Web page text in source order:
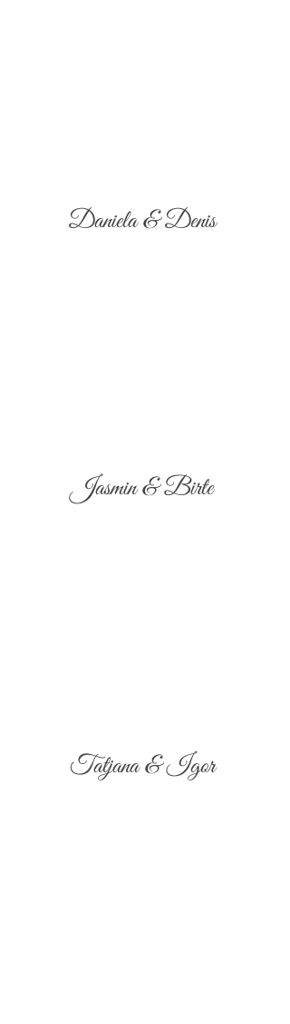
Daniela & Denis
Jasmin & Birte
Tatjana & Igor